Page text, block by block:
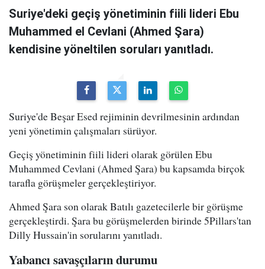
Suriye'deki geçiş yönetiminin fiili lideri Ebu
Muhammed el Cevlani (Ahmed Şara)
kendisine yöneltilen soruları yanıtladı.
Suriye'de Beşar Esed rejiminin devrilmesinin ardından
yeni yönetimin çalışmaları sürüyor.
Geçiş yönetiminin fiili lideri olarak görülen Ebu
Muhammed Cevlani (Ahmed Şara) bu kapsamda birçok
tarafla görüşmeler gerçekleştiriyor.
Ahmed Şara son olarak Batılı gazetecilerle bir görüşme
gerçekleştirdi. Şara bu görüşmelerden birinde 5Pillars'tan
Dilly Hussain'in sorularını yanıtladı.
Yabancı savaşçıların durumu